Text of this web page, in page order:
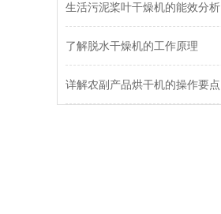
生活污泥桨叶干燥机的能效分析
了解脱水干燥机的工作原理